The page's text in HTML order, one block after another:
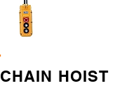
HOIST